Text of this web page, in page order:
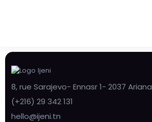
8, rue Sarajevo- Ennasr 1- 2037 Ariana
(+216) 29 342 131
hello@ijeni.tn